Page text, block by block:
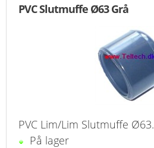
PVC Slutmuffe Ø63 Grå
PVC Lim/Lim Slutmuffe Ø63.
På lager